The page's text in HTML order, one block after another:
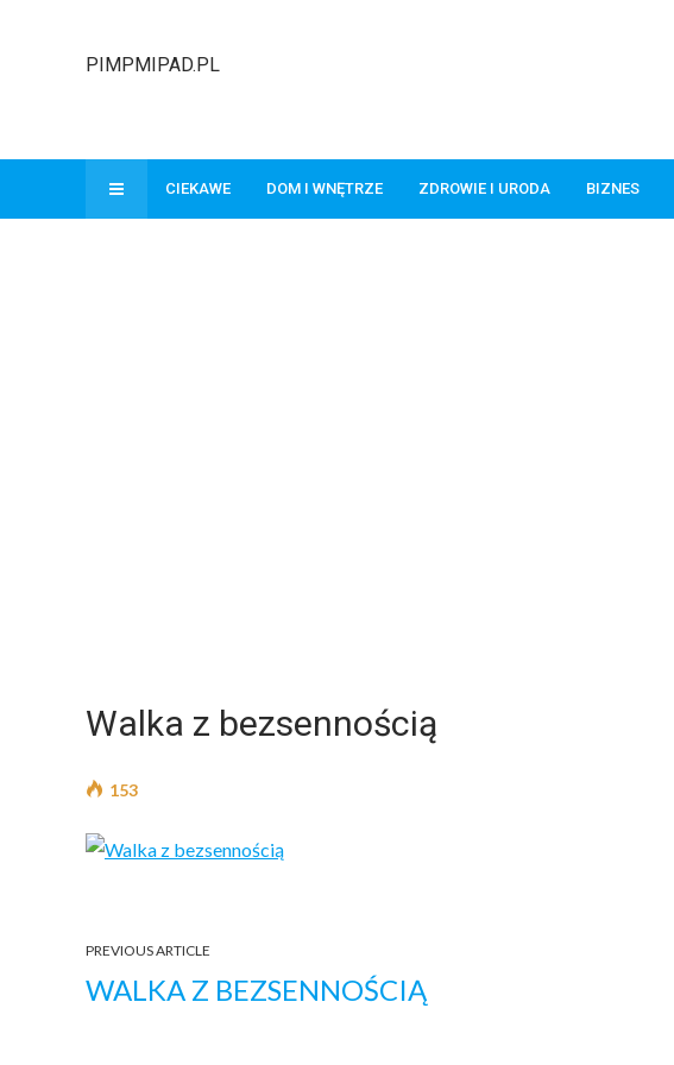
PIMPMIPAD.PL
CIEKAWE DOM I WNĘTRZE ZDROWIE I URODA BIZNES
Walka z bezsennością
153
PREVIOUS ARTICLE
WALKA Z BEZSENNOŚCIĄ